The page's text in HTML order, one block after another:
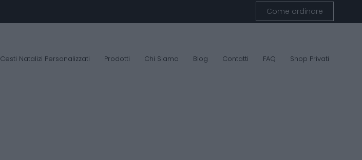
Come ordinare
Cesti Natalizi Personalizzati Prodotti Chi Siamo Blog Contatti FAQ Shop Privati